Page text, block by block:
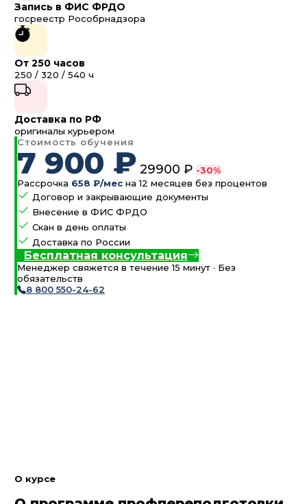
Запись в ФИС ФРДО
госреестр Рособрнадзора
От 250 часов
250 / 320 / 540 ч
Доставка по РФ
оригиналы курьером
Стоимость обучения
7 900 ₽ 29900 ₽ -30%
Рассрочка 658 ₽/мес на 12 месяцев без процентов
Договор и закрывающие документы
Внесение в ФИС ФРДО
Скан в день оплаты
Доставка по России
Бесплатная консультация
Менеджер свяжется в течение 15 минут · Без
обязательств
8 800 550-24-62
О курсе